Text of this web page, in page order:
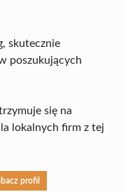
skutecznie
poszukujących
się na
lokalnych firm z tej
profil